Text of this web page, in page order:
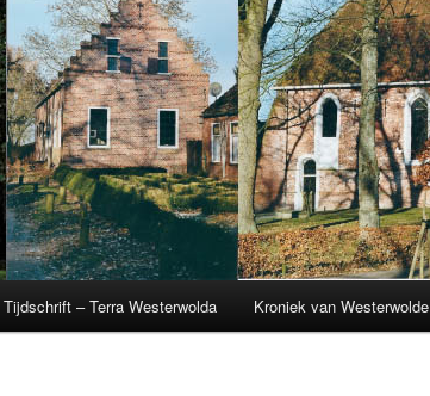
Tijdschrift – Terra Westerwolda Kroniek van Westerwolde